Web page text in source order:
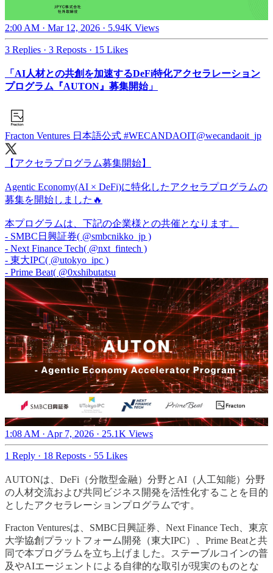
2:00 AM · Mar 12, 2026 · 5.94K Views
3 Replies · 3 Reposts · 15 Likes
「AI人材との共創を加速するDeFi特化アクセラレーション
プログラム『AUTON』募集開始」
Fracton Ventures 日本語公式 #WECANDAOIT@wecandaoit_jp
【アクセラプログラム募集開始】
Agentic Economy(AI × DeFi)に特化したアクセラプログラムの
募集を開始しました🔥
本プログラムは、下記の企業様との共催となります。
- SMBC日興証券( @smbcnikko_jp )
- Next Finance Tech( @nxt_fintech )
- 東大IPC( @utokyo_ipc )
- Prime Beat( @0xshibutatsu
1:08 AM · Apr 7, 2026 · 25.1K Views
1 Reply · 18 Reposts · 55 Likes
AUTONは、DeFi（分散型金融）分野とAI（人工知能）分野
の人材交流および共同ビジネス開発を活性化することを目的
としたアクセラレーションプログラムです。
Fracton Venturesは、SMBC日興証券、Next Finance Tech、東京
大学協創プラットフォーム開発（東大IPC）、Prime Beatと共
同で本プログラムを立ち上げました。ステーブルコインの普
及やAIエージェントによる自律的な取引が現実のものとな